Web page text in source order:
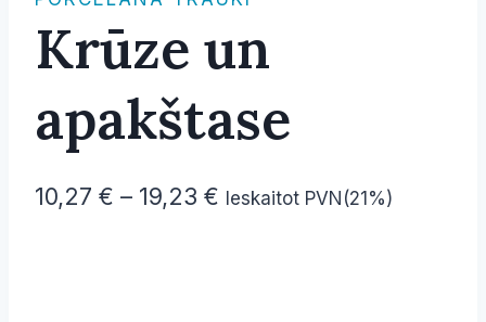
Krūze un
apakštase
10,27 € – 19,23 € Price
Ieskaitot PVN(21%)